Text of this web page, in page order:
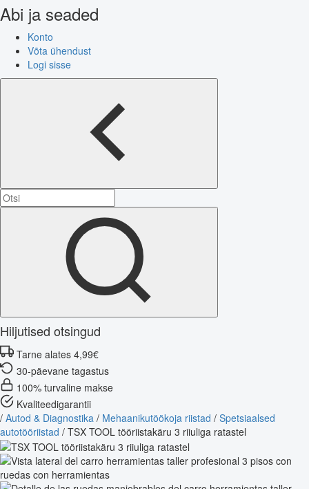
Abi ja seaded
Konto
Võta ühendust
Logi sisse
Hiljutised otsingud
Tarne alates 4,99€
30-päevane tagastus
100% turvaline makse
Kvaliteedigarantii
/ Autod & Diagnostika / Mehaanikutöökoja riistad / Spetsiaalsed
autotööriistad / TSX TOOL tööriistakäru 3 riiuliga ratastel